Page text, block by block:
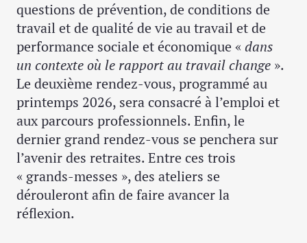
questions de prévention, de conditions de
travail et de qualité de vie au travail et de
performance sociale et économique « dans
un contexte où le rapport au travail change ».
Le deuxième rendez-vous, programmé au
printemps 2026, sera consacré à l’emploi et
aux parcours professionnels. Enfin, le
dernier grand rendez-vous se penchera sur
l’avenir des retraites. Entre ces trois
« grands-messes », des ateliers se
dérouleront afin de faire avancer la
réflexion.